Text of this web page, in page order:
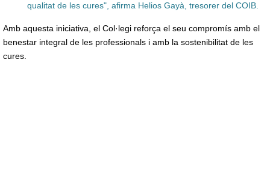
qualitat de les cures", afirma Helios Gayà, tresorer del COIB.
Amb aquesta iniciativa, el Col·legi reforça el seu compromís amb el
benestar integral de les professionals i amb la sostenibilitat de les
cures.